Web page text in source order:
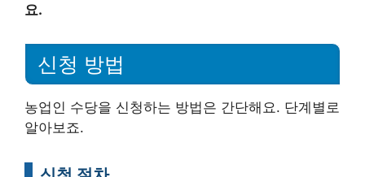
요.
신청 방법
농업인 수당을 신청하는 방법은 간단해요. 단계별로
알아보죠.